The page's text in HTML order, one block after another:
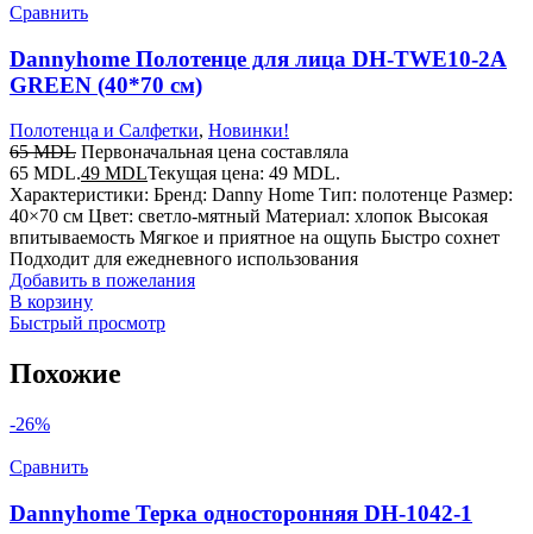
Сравнить
Dannyhome Полотенце для лица DH-TWE10-2A
GREEN (40*70 см)
Полотенца и Салфетки, Новинки!
65MDL Первоначальная цена составляла
65 MDL.49 MDLТекущая цена: 49 MDL.
Характеристики: Бренд: Danny Home Тип: полотенце Размер:
40×70 см Цвет: светло-мятный Материал: хлопок Высокая
впитываемость Мягкое и приятное на ощупь Быстро сохнет
Подходит для ежедневного использования
Добавить в пожелания
В корзину
Быстрый просмотр
Похожие
-26%
Сравнить
Dannyhome Терка односторонняя DH-1042-1